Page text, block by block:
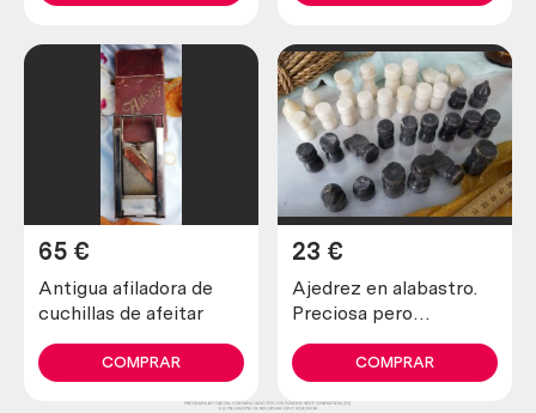
Antigua afiladora de
cuchillas de afeitar
65 €
COMPRAR
Ajedrez en alabastro.
Preciosa pero
estado.
23 €
COMPRAR